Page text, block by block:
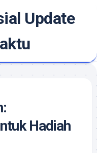
Update
Hadiah